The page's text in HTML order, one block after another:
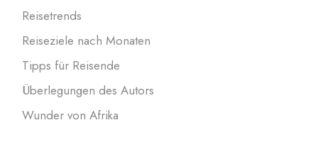
Reisetrends
Reiseziele nach Monaten
Tipps für Reisende
Überlegungen des Autors
Wunder von Afrika